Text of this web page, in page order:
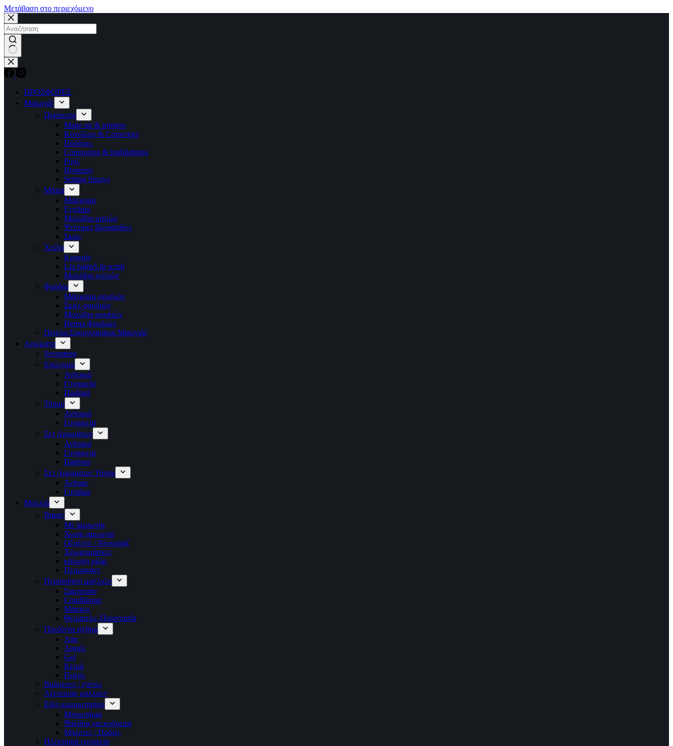
Μετάβαση στο περιεχόμενο
No
results
ΠΡΟΣΦΟΡΕΣ
Μακιγιάζ
Πρόσωπο
Make up & primers
Κονσίλερ & Correctors
Πούδρες
Contouring & highlighting
Ρούζ
Bronzers
Setting Sprays
Μάτια
Μάσκαρα
Eyeliner
Μολύβια ματιών
Ψεύτικες βλεφαρίδες
Σκιές
Χείλη
Κραγιόν
Lip balm/Lip scrub
Μολύβια χειλιών
Φρύδια
Μάσκαρα φρυδιών
Σκιές φρυδιών
Μολύβια φρυδιών
Henna Φρυδιών
Πινέλα-Σφουγγαράκια Μακιγιάζ
Αρώματα
Seventeen
Επώνυμα
Ανδρικά
Γυναικεία
Παιδικά
Τύπου
Ανδρικά
Γυναικεία
Σετ Αρωμάτων
Ανδρικα
Γυναικεια
Παιδικα
Σετ Αρωματων Τύπου
Άνδρας
Γυναίκα
Μαλλιά
Βαφές
Με αμμωνία
Χωρίς αμμωνία
Οξυζενέ / Ντεκαπάζ
Χρωμομάσκες
κάλυψη ρίζας
Περμανάντ
Περιποίηση μαλλιών
Σαμπουάν
Conditioner
Μάσκες
Θεραπείες-Προστασία
Προϊόντα styling
Λάκ
Αφρός
Gel
Κεριά
Πηλός
Βούρτσες / χτένες
Αξεσουάρ μαλλιών
Είδη κομμωτηρίου
Μπομπάρια
Ψαλίδια για κούρεμα
Μπέρτες / Ποδιές
Ηλεκτρικά εργαλεία